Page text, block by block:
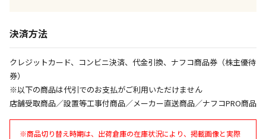
が、ご購入手続きを分けてお買い求めください
※支払い方法の代金引換は選択できません。
宅配のみでお届けする商品です（店舗受取は選択でき
ません）
※「宅配・店舗受取」「宅配のみ」マークの商品のみ
同時購入が可能です
決済方法
クレジットカード、コンビニ決済、代金引換、ナフコ商品券（株主優待
券）
※以下の商品は代引でのお支払がご利用いただけません
店舗受取商品／設置等工事付商品／メーカー直送商品／ナフコPRO商品
※商品切り替え時期は、出荷倉庫の在庫状況により、掲載画像と実際